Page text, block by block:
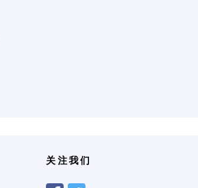
关注我们